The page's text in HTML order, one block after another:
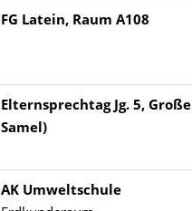
FG Latein, Raum A108
Elternsprechtag Jg. 5,
Samel)
AK Umweltschule